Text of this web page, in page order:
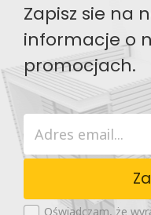
Zapisz sie na
informacje o
promocjach.
Oświadczam, że